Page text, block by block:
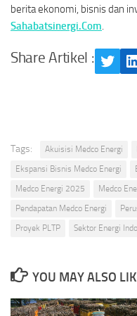
berita ekonomi, bisnis dan
Sahabatsinergi.Com.
Share Artikel :
Twitter
Tags: Akuisisi Medco Energi
Ekspansi Bisnis Medco Energi
Medco Energi 2025
Medco
Pendapatan Medco Energi
Proyek PLTP
Sektor Energi
YOU MAY ALSO